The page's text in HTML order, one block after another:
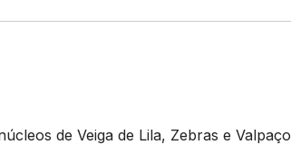
de Veiga de Lila, Zebras e